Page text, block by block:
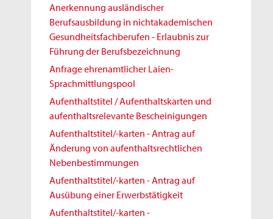
Anerkennung ausländischer
Berufsausbildung in nichtakademischen
Gesundheitsfachberufen - Erlaubnis zur
Führung der Berufsbezeichnung
Anfrage ehrenamtlicher Laien-
Sprachmittlungspool
Aufenthaltstitel / Aufenthaltskarten und
aufenthaltsrelevante Bescheinigungen
Aufenthaltstitel/-karten - Antrag auf
Änderung von aufenthaltsrechtlichen
Nebenbestimmungen
Aufenthaltstitel/-karten - Antrag auf
Ausübung einer Erwerbstätigkeit
Aufenthaltstitel/-karten -